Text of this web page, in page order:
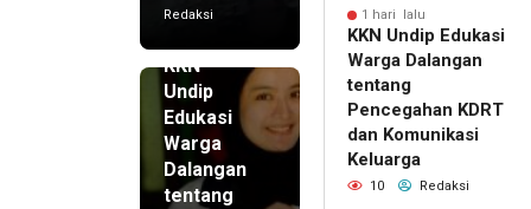
Redaksi
KKN
Undip
Edukasi
Warga
Dalangan
tentang
1 hari lalu
KKN Undip Edukasi
Warga Dalangan
tentang
Pencegahan KDRT
dan Komunikasi
Keluarga
10 Redaksi